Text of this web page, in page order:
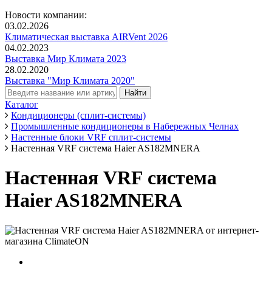
Новости компании:
03.02.2026
Климатическая выставка AIRVent 2026
04.02.2023
Выставка Мир Климата 2023
28.02.2020
Выставка "Мир Климата 2020"
Каталог
Кондиционеры (сплит-системы)
Промышленные кондиционеры в Набережных Челнах
Настенные блоки VRF сплит-системы
Настенная VRF система Haier AS182MNERA
Настенная VRF система
Haier AS182MNERA